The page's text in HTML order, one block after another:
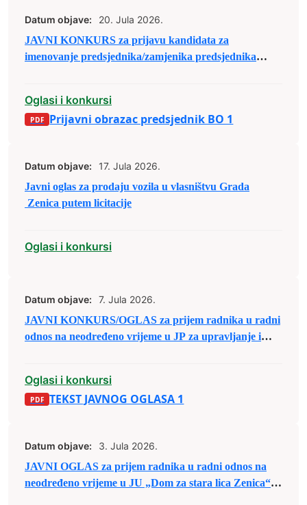
Datum objave:
20. Jula 2026.
JAVNI KONKURS za prijavu kandidata za
imenovanje predsjednika/zamjenika predsjednika
Oglasi i konkursi
Prijavni obrazac predsjednik BO 1
Datum objave:
17. Jula 2026.
Javni oglas za prodaju vozila u vlasništvu Grada
Zenica putem licitacije
Oglasi i konkursi
Datum objave:
7. Jula 2026.
JAVNI KONKURS/OGLAS za prijem radnika u radni
odnos na neodređeno vrijeme u JP za upravljanje i
Oglasi i konkursi
TEKST JAVNOG OGLASA 1
Datum objave:
3. Jula 2026.
JAVNI OGLAS za prijem radnika u radni odnos na
neodređeno vrijeme u JU „Dom za stara lica Zenica“